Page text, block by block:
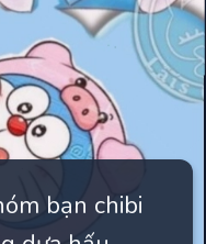
bạn chibi